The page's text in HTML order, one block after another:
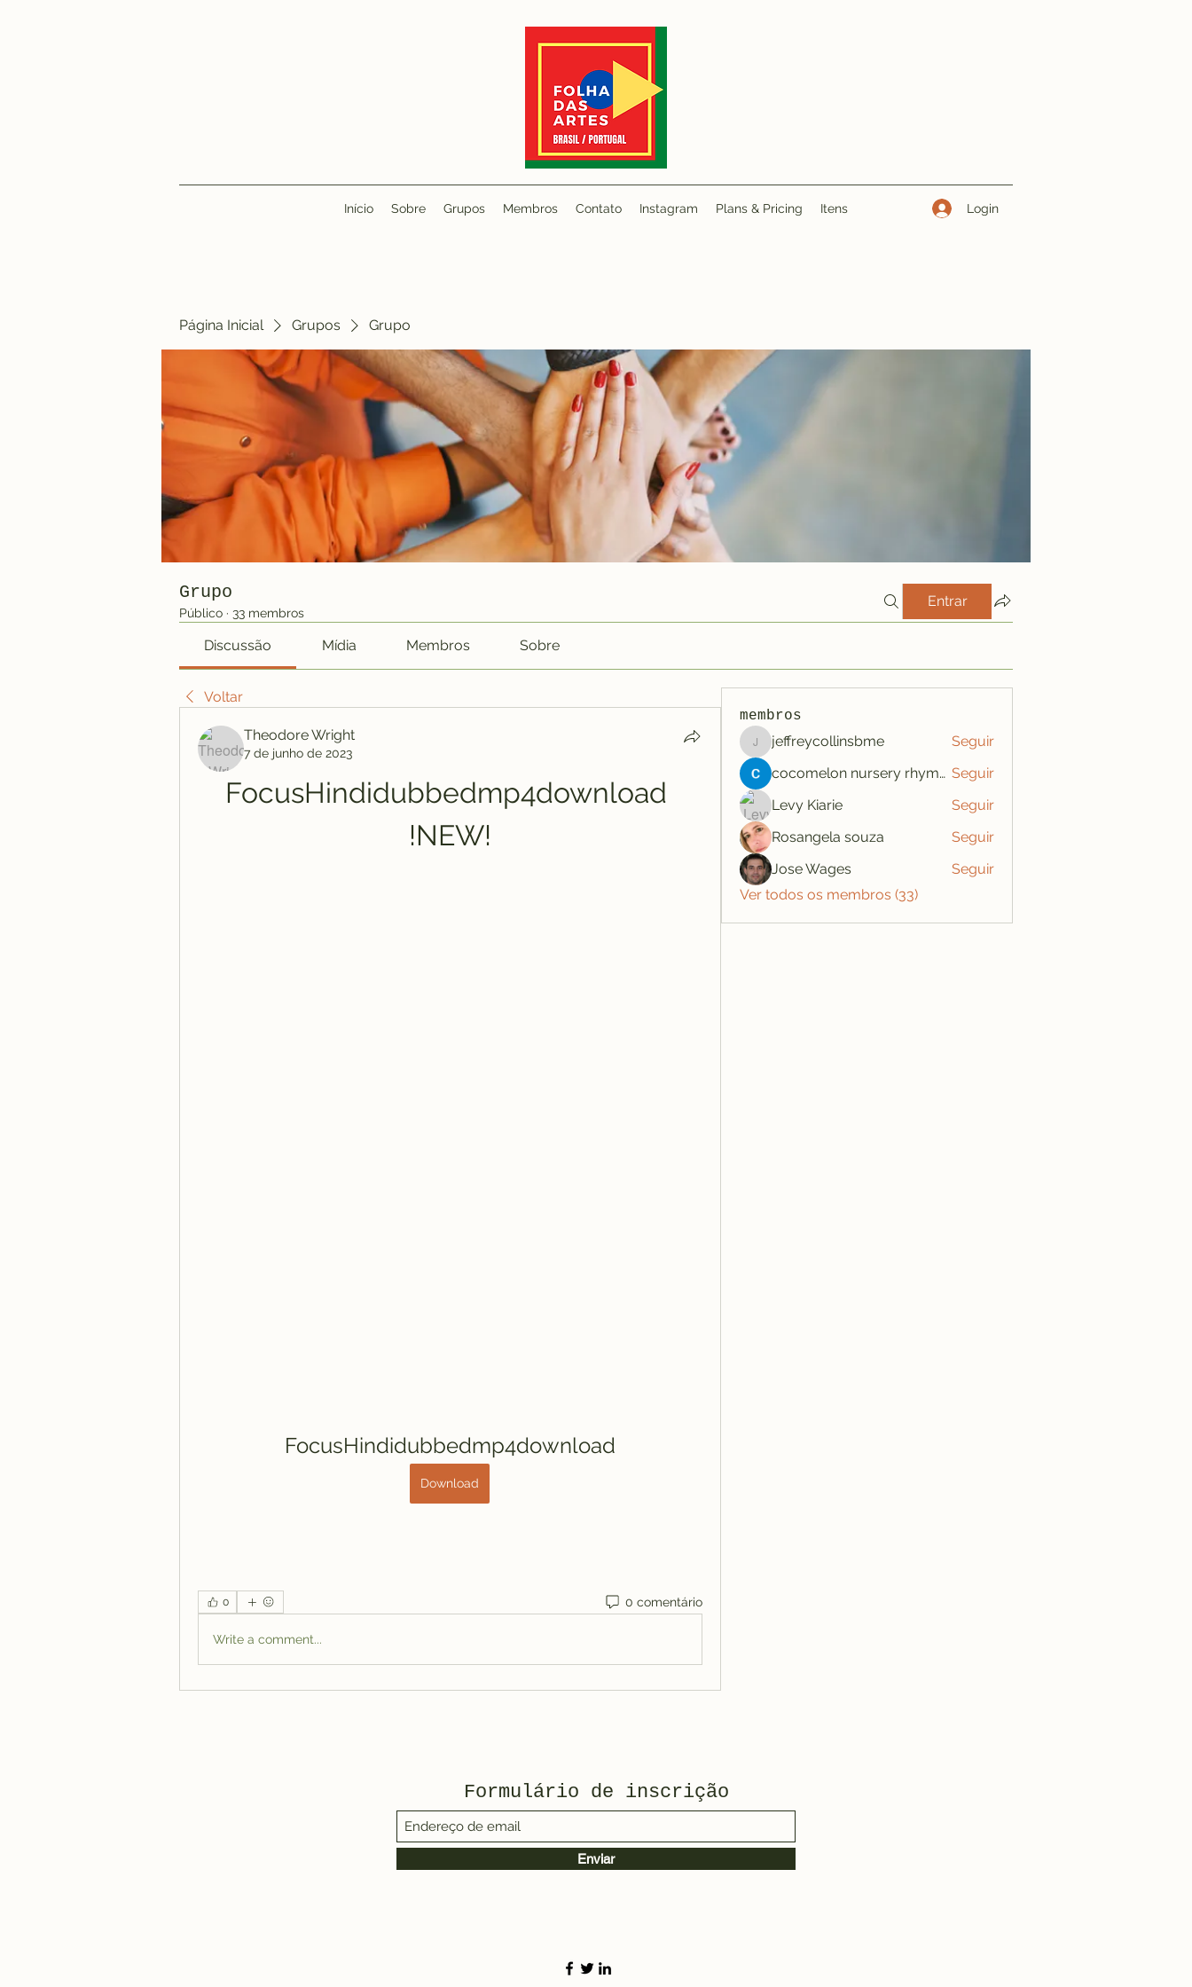
Início Sobre Grupos Membros Contato Instagram Plans & Pricing Itens Login
Página Inicial Grupos Grupo
Grupo
Público · 33 membros
Entrar
Discussão Mídia Membros Sobre
Voltar
Theodore Wright
7 de junho de 2023
FocusHindidubbedmp4download
!NEW!
FocusHindidubbedmp4download
Download
0 0 comentário
Write a comment...
membros
jeffreycollinsbme
jeffreycollinsbme
Seguir
cocomelon nursery rhymes Seguir
Levy Kiarie
Seguir
Rosangela souza
Seguir
Jose Wages
Seguir
Ver todos os membros (33)
Formulário de inscrição
Enviar